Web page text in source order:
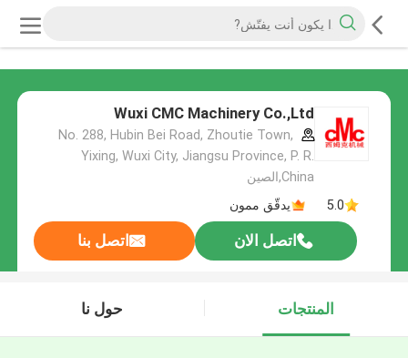
Wuxi CMC Machinery Co.,Ltd
No. 288, Hubin Bei Road, Zhoutie Town,
Yixing, Wuxi City, Jiangsu Province, P. R.
China,الصين
5.0
يدقّق ممون
اتصل الان اتصل بنا
المنتجات حول نا